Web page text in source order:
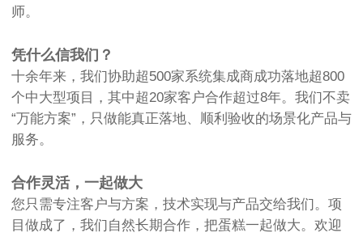
师。
凭什么信我们？
十余年来，我们协助超500家系统集成商成功落地超800
个中大型项目，其中超20家客户合作超过8年。我们不卖
“万能方案”，只做能真正落地、顺利验收的场景化产品与
服务。
合作灵活，一起做大
您只需专注客户与方案，技术实现与产品交给我们。项
目做成了，我们自然长期合作，把蛋糕一起做大。欢迎